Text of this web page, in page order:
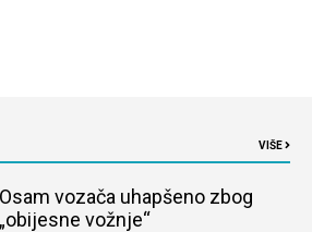
VIŠE
Osam vozača uhapšeno zbog
„obijesne vožnje“